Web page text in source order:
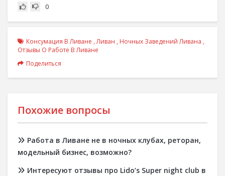
0
Консумация В Ливане ,Ливан , Ночных Заведений Ливана ,
Отзывы О Работе В Ливане
Поделиться
Похожие вопросы
Работа в Ливане не в ночных клубах, реторан,
модельный бизнес, возможно?
Интересуют отзывы про Lido’s Super night club в